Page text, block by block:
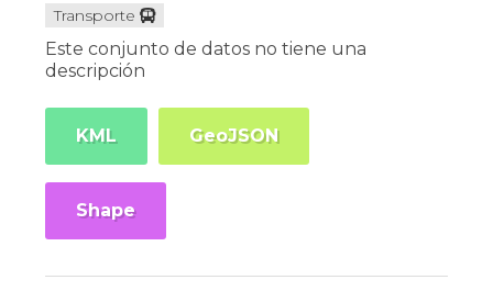
Transporte
Este conjunto de datos no tiene una
descripción
KML GeoJSON
Shape